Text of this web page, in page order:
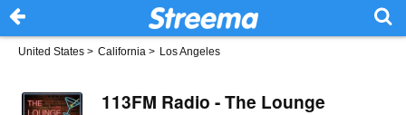
United States > California > Los Angeles
113FM Radio - The Lounge